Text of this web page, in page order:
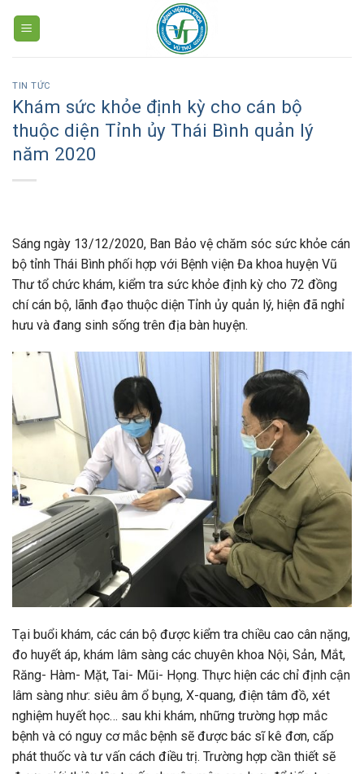
TIN TỨC
Khám sức khỏe định kỳ cho cán bộ
thuộc diện Tỉnh ủy Thái Bình quản lý
năm 2020
Sáng ngày 13/12/2020, Ban Bảo vệ chăm sóc sức khỏe cán
bộ tỉnh Thái Bình phối hợp với Bệnh viện Đa khoa huyện Vũ
Thư tổ chức khám, kiểm tra sức khỏe định kỳ cho 72 đồng
chí cán bộ, lãnh đạo thuộc diện Tỉnh ủy quản lý, hiện đã nghỉ
hưu và đang sinh sống trên địa bàn huyện.
Tại buổi khám, các cán bộ được kiểm tra chiều cao cân nặng,
đo huyết áp, khám lâm sàng các chuyên khoa Nội, Sản, Mắt,
Răng- Hàm- Mặt, Tai- Mũi- Họng. Thực hiện các chỉ định cận
lâm sàng như: siêu âm ổ bụng, X-quang, điện tâm đồ, xét
nghiệm huyết học… sau khi khám, những trường hợp mắc
bệnh và có nguy cơ mắc bệnh sẽ được bác sĩ kê đơn, cấp
phát thuốc và tư vấn cách điều trị. Trường hợp cần thiết sẽ